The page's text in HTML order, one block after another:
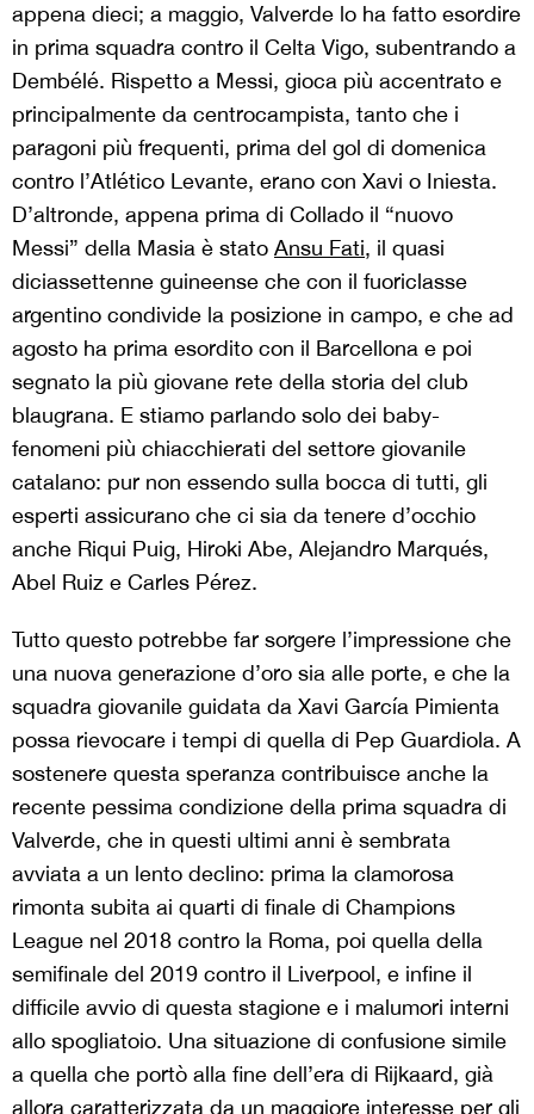
appena dieci; a maggio, Valverde lo ha fatto esordire
in prima squadra contro il Celta Vigo, subentrando a
Dembélé. Rispetto a Messi, gioca più accentrato e
principalmente da centrocampista, tanto che i
paragoni più frequenti, prima del gol di domenica
contro l’Atlético Levante, erano con Xavi o Iniesta.
D’altronde, appena prima di Collado il “nuovo
Messi” della Masia è stato Ansu Fati, il quasi
diciassettenne guineense che con il fuoriclasse
argentino condivide la posizione in campo, e che ad
agosto ha prima esordito con il Barcellona e poi
segnato la più giovane rete della storia del club
blaugrana. E stiamo parlando solo dei baby-
fenomeni più chiacchierati del settore giovanile
catalano: pur non essendo sulla bocca di tutti, gli
esperti assicurano che ci sia da tenere d’occhio
anche Riqui Puig, Hiroki Abe, Alejandro Marqués,
Abel Ruiz e Carles Pérez.
Tutto questo potrebbe far sorgere l’impressione che
una nuova generazione d’oro sia alle porte, e che la
squadra giovanile guidata da Xavi García Pimienta
possa rievocare i tempi di quella di Pep Guardiola. A
sostenere questa speranza contribuisce anche la
recente pessima condizione della prima squadra di
Valverde, che in questi ultimi anni è sembrata
avviata a un lento declino: prima la clamorosa
rimonta subita ai quarti di finale di Champions
League nel 2018 contro la Roma, poi quella della
semifinale del 2019 contro il Liverpool, e infine il
difficile avvio di questa stagione e i malumori interni
allo spogliatoio. Una situazione di confusione simile
a quella che portò alla fine dell’era di Rijkaard, già
allora caratterizzata da un maggiore interesse per gli